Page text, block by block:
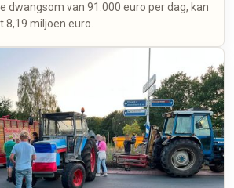
dwangsom van 91.000 euro per dag, kan
miljoen euro.